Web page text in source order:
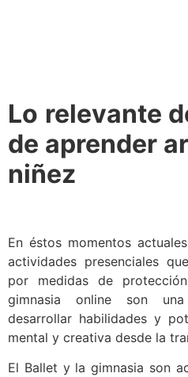
Lo relevante
de aprender
niñez
En éstos momentos
actividades presenciales
por medidas de
gimnasia online son
desarrollar habilidades y
mental y creativa desde la
El Ballet y la gimnasia son